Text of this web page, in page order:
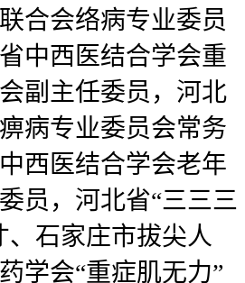
合会络病专业委员
中西医结合学会重
副主任委员，河北
病专业委员会常务
西医结合学会老年
员，河北省“三三三
、石家庄市拔尖人
学会“重症肌无力”